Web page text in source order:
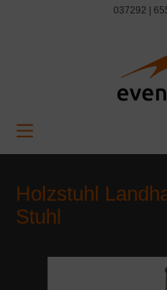
037292 |
Holzstuhl
Stuhl